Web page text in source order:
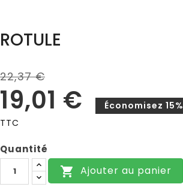
ROTULE
22,37 €
19,01 €
Économisez 15%
TTC
Quantité
 Ajouter au panier